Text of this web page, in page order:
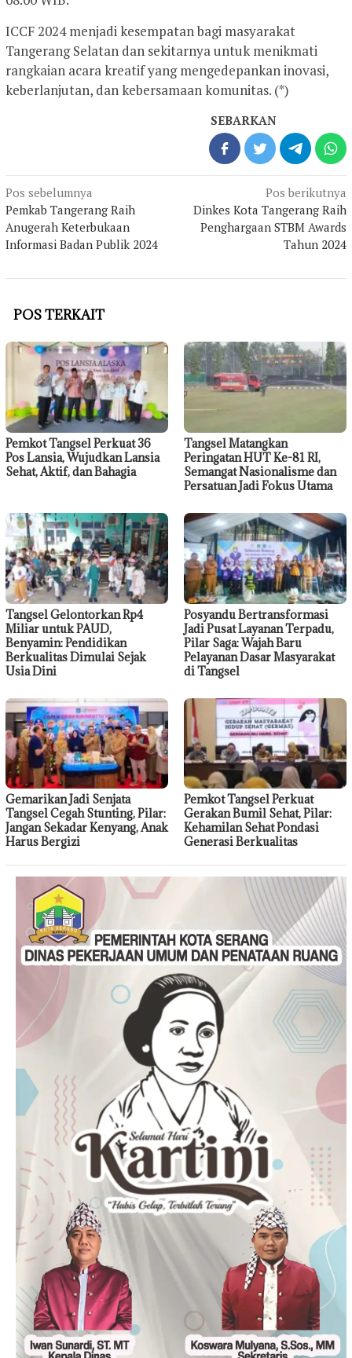
ICCF 2024 menjadi kesempatan bagi masyarakat
Tangerang Selatan dan sekitarnya untuk menikmati
rangkaian acara kreatif yang mengedepankan inovasi,
keberlanjutan, dan kebersamaan komunitas. (*)
SEBARKAN
Navigasi
pos
Pos sebelumnya
Pemkab Tangerang Raih
Anugerah Keterbukaan
Informasi Badan Publik 2024
Pos berikutnya
Dinkes Kota Tangerang Raih
Penghargaan STBM Awards
Tahun 2024
POS TERKAIT
Pemkot Tangsel Perkuat 36
Pos Lansia, Wujudkan Lansia
Sehat, Aktif, dan Bahagia
Tangsel Matangkan
Peringatan HUT Ke-81 RI,
Semangat Nasionalisme dan
Persatuan Jadi Fokus Utama
Tangsel Gelontorkan Rp4
Miliar untuk PAUD,
Benyamin: Pendidikan
Berkualitas Dimulai Sejak
Usia Dini
Posyandu Bertransformasi
Jadi Pusat Layanan Terpadu,
Pilar Saga: Wajah Baru
Pelayanan Dasar Masyarakat
di Tangsel
Gemarikan Jadi Senjata
Tangsel Cegah Stunting, Pilar:
Jangan Sekadar Kenyang, Anak
Harus Bergizi
Pemkot Tangsel Perkuat
Gerakan Bumil Sehat, Pilar:
Kehamilan Sehat Pondasi
Generasi Berkualitas